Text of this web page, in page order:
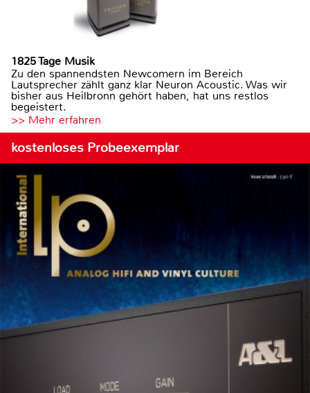
1825 Tage Musik
Zu den spannendsten Newcomern im Bereich
Lautsprecher zählt ganz klar Neuron Acoustic. Was wir
bisher aus Heilbronn gehört haben, hat uns restlos
begeistert.
>> Mehr erfahren
kostenloses Probeexemplar